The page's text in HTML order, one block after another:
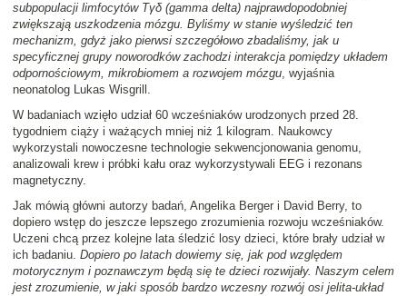
subpopulacji limfocytów Tγδ (gamma delta) najprawdopodobniej
zwiększają uszkodzenia mózgu. Byliśmy w stanie wyśledzić ten
mechanizm, gdyż jako pierwsi szczegółowo zbadaliśmy, jak u
specyficznej grupy noworodków zachodzi interakcja pomiędzy układem
odpornościowym, mikrobiomem a rozwojem mózgu, wyjaśnia
neonatolog Lukas Wisgrill.
W badaniach wzięło udział 60 wcześniaków urodzonych przed 28.
tygodniem ciąży i ważących mniej niż 1 kilogram. Naukowcy
wykorzystali nowoczesne technologie sekwencjonowania genomu,
analizowali krew i próbki kału oraz wykorzystywali EEG i rezonans
magnetyczny.
Jak mówią główni autorzy badań, Angelika Berger i David Berry, to
dopiero wstęp do jeszcze lepszego zrozumienia rozwoju wcześniaków.
Uczeni chcą przez kolejne lata śledzić losy dzieci, które brały udział w
ich badaniu. Dopiero po latach dowiemy się, jak pod względem
motorycznym i poznawczym będą się te dzieci rozwijały. Naszym celem
jest zrozumienie, w jaki sposób bardzo wczesny rozwój osi jelita-układ